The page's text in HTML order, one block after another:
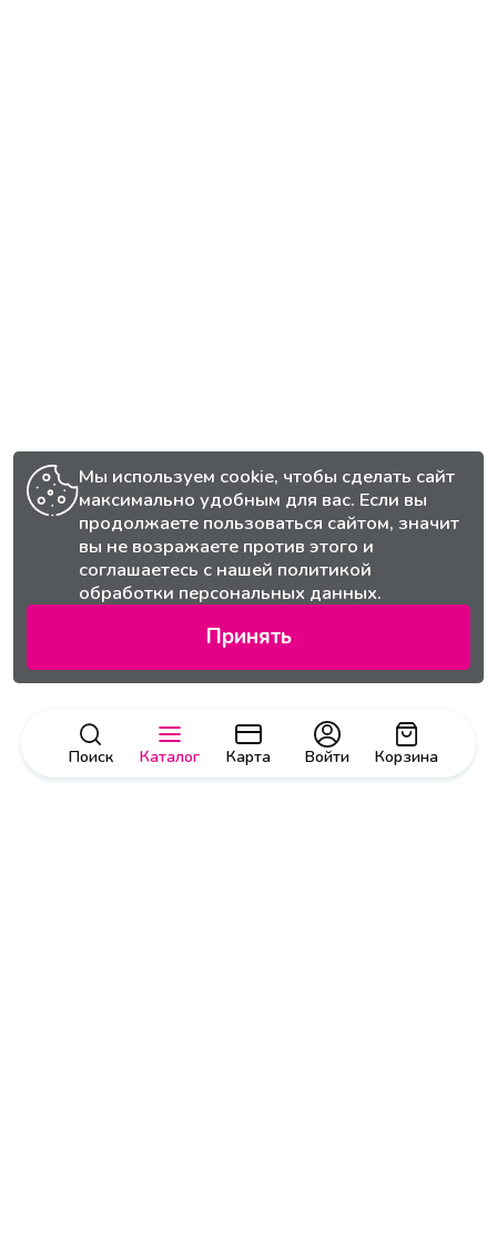
Поиск Каталог Карта Корзина
Войти
Мы используем cookie, чтобы сделать сайт
максимально удобным для вас. Если вы
продолжаете пользоваться сайтом, значит
вы не возражаете против этого и
соглашаетесь с нашей политикой
обработки персональных данных.
Принять